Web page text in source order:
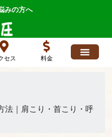
みの方へ
セス 料金
法｜肩こり・首こり・呼